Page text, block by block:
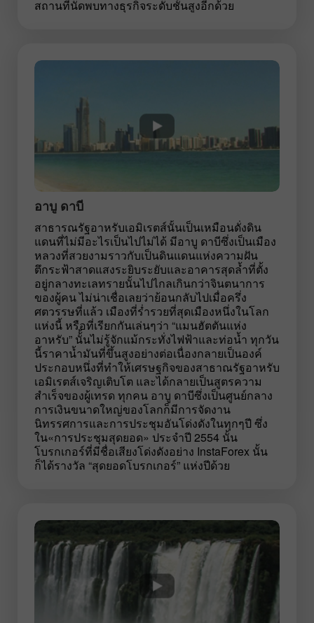
สถานที่นัดพบทางธุรกิจระดับชั้นสูงอีกด้วย
อาบู ดาบี
สาธารณรัฐอาหรับเอมิเรตส์นั้นเป็นเหมือนดั่งดิน
แดนที่ไม่มีอะไรเป็นไปไม่ได้ มีอาบู ดาบีซึ่งเป็นเมือง
หลวงที่สวยงามราวกับเป็นดินแดนแห่งความฝัน
ตึกระฟ้าสาดแสงระยิบระยับและอาคารสุดล้ำที่ตั้ง
อยู่กลางทะเลทรายนั้นไปไกลเกินกว่าจินตนาการ
ของผู้คน ไม่น่าเชื่อเลยว่าย้อนกลับไปเมื่อครึ่ง
ศตวรรษที่แล้ว เมืองที่ร่ำรวยที่สุดเมืองหนึ่งในโลก
แห่งนี้ หรือที่เรียกกันเล่นๆว่า “แมนฮัตตันแห่ง
อาหรับ” นั้้นไม่รู้จักแม้กระทั่งไฟฟ้าและท่อน้ำ ทุกวัน
นี้ราคาน้ำมันที่ขึ้นสูงอย่างต่อเนื่องกลายเป็นองค์
ประกอบหนึ่งที่ทำให้เศรษฐกิจของสาธาณรัฐอาหรับ
เอมิเรตส์เจริญเติบโต และได้กลายเป็นสูตรความ
สำเร็จของผู้เทรด ทุกคน อาบู ดาบีซึ่งเป็นศูนย์กลาง
การเงินขนาดใหญ่ของโลกก็มีการจัดงาน
นิทรรศการและการประชุมอันโด่งดังในทุกๆปี ซึ่ง
ใน«การประชุมสุดยอด» ประจำปี 2554 นั้น
โบรกเกอร์ที่มีชื่อเสียงโด่งดังอย่าง InstaForex นั้น
ก็ได้รางวัล “สุดยอดโบรกเกอร์” แห่งปีด้วย